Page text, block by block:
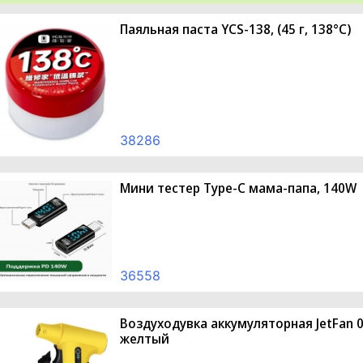
Паяльная паста YCS-138, (45 г, 138°C)
38286
Мини тестер Type-C мама-папа, 140W
36558
Воздуходувка аккумуляторная
желтый